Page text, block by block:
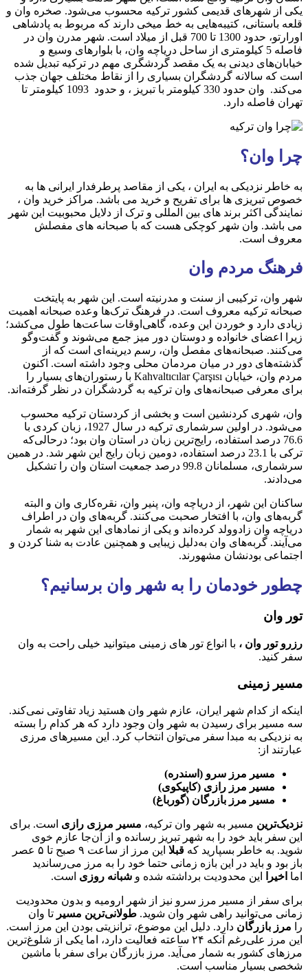
یکی از شهرهای قدیمی کشور ترکیه محسوب می‌شود. صخره وان و
قلعه باستانی، کتیبه‌هایی به خط میخی دارند که مربوط به پادشاهی
اورارتو، حدود 1300 تا 700 قبل از میلاد است. شهر مدرن وان در
فاصله 5 کیلومتری از ساحل دریاچه وان، با بلوارهای وسیع و
خیابان‌های دیدنی به یک مقصد گردشگری مهم در ترکیه تبدیل شده
است که سالانه گردشگران بسیاری را از نقاط مختلف جهان جذب
می‌کند. وان حدود 330 کیلومتر با تبریز ، و حدود 1093 کیلومتر تا
تهران فاصله دارد.
چرا وان؟
به خاطر نزدیکی به ایران ، یکی از مقاصد پرطرفدار ایرانی ها به
خصوص تبریزی ها برای تفریح و خرید می باشد. مراکز خرید وان ،
نمایندگی اکثر برند های بین المللی و ترک از دلایل محبوبیت این شهر
می باشد. وان شهر کوچکی هست که با صبحانه های مفصلش
معروف است.
فرهنگ مردم وان
شهر وان، ترکیبی از سنت و مدرنیته است. این شهر به پایتخت
صبحانه ترکیه معروف است. در فرهنگ ترک‌ها وعده صبحانه اهمیت
زیادی دارد و خوردن این وعده، گاهی‌اوقات ساعت‌ها طول می‌کشد؛
زیرا اعضای خانواده و دوستان دور میز جمع می‌شوند و گفت‌وگو
می‌کنند. صبحانه‌های مفصل وان، رسم دیرینه‌ای است که از
گذشته‌های دور در میان مردمان محلی وجود داشته است. اکنون
مردم وان، خیابان Kahvaltıcılar Çarşısı با رستوران‌های بسیار را
برای معرفی صبحانه‌های وان ترکیه به گردشگران در نظر گرفته‌اند.
وان، شهری کردنشین است و بخشی از کردستان ترکیه محسوب
می‌شود. در اولین سرشماری ترکیه در سال 1927، زبان کردی با
76.6 درصد استفاده، رایج‌ترین زبان در استان وان بود؛ در‌حالی‌که
ترکی با 23.1 درصد استفاده، دومین زبان رایج این شهر شد. در همین
سرشماری، مسلمانان 99.8 درصد جمعیت استان وان را تشکیل
می‌دادند.
ساکنان این شهر، از دریاچه وان، پنیر وان، نقره‌کاری وان و البته
گربه‌های وان، با افتخار صحبت می‌کنند. گربه‌های وان در اطراف
دریاچه وان زادوولد کرده‌اند و یکی از نمادهای این شهر به شمار
می‌آیند. گربه‌های وان به‌دلیل زیبایی و همچنین عادت به شنا کردن و
اجتماعی بودنشان مشهورند.
چطور خودمان را به شهر وان برسانیم؟
تور وان
رزرو تور وان ، با انواع تور های زمینی میتوانید خیلی راحت به وان
سفر کنید.
مسیر زمینی
اینکه از کدام شهر ایران، عازم شهر وان هستید زیاد تفاوتی نمی‌کند.
سه مسیر برای رسیدن به شهر وان وجود دارد که هر کدام را بسته
به نزدیکی به مبدا سفر می‌توان انتخاب کرد. این مسیرهای مرزی
عبارتند از:
مسیر مرز سرو (اسندره)
مسیر مرز رازی (کاپیکوی)
مسیر مرز بازرگان (گورباغ)
نزدیک‌ترین مسیر به شهر وان ترکیه، مسیر مرزی رازی است. برای
این سفر باید خود را به شهر تبریز رسانده و از آن‌جا عازم خوی
شوید. به خاطر بسپارید که قبلا
این مرز از ساعت ۹ صبح تا ۵ عصر
باز بود و باید در این بازه زمانی حتما خود را به مرز ‌می‌رساندید
اما اخیرا این محدودیت برداشته شده و شبانه روزی است.
برای سفر از مسیر مرز سرو نیز از شهر ارومیه و بدون محدودیت
زمانی می‌توانید راهی شهر وان شوید. طولانی‌ترین مسیر تا وان
را مرز بازرگان دارد. دلیل این موضوع، ترانزیتی بودن این مرز است.
این مرز علی‌رغم آنکه ۲۴ ساعته فعالیت دارد، اما یکی از شلوغ‌ترین
مرزهای کشور به شمار می‌آید. مرز بازرگان برای سفر با ماشین
شخصی بسیار مناسب است.